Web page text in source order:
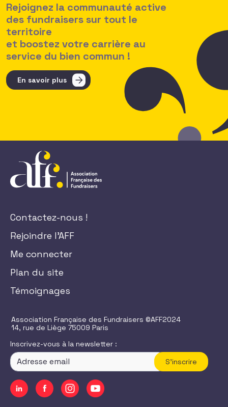
Rejoignez la communauté active
des fundraisers sur tout le
territoire
et boostez votre carrière au
service du bien commun !
En savoir plus
Contactez-nous !
Rejoindre l'AFF
Me connecter
Plan du site
Témoignages
Association Française des Fundraisers ©AFF2024
14, rue de Liège 75009 Paris
Inscrivez-vous à la newsletter :
S'inscrire